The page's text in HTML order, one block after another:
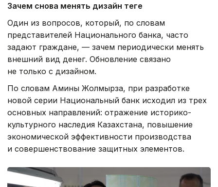
Зачем снова менять дизайн теңге
Один из вопросов, который, по словам
представителей Национального банка, часто
задают граждане, — зачем периодически менять
внешний вид денег. Обновление связано
не только с дизайном.
По словам Амины Жолмырза, при разработке
новой серии Национальный банк исходил из трех
основных направлений: отражение историко-
культурного наследия Казахстана, повышение
экономической эффективности производства
и совершенствование защитных элементов.